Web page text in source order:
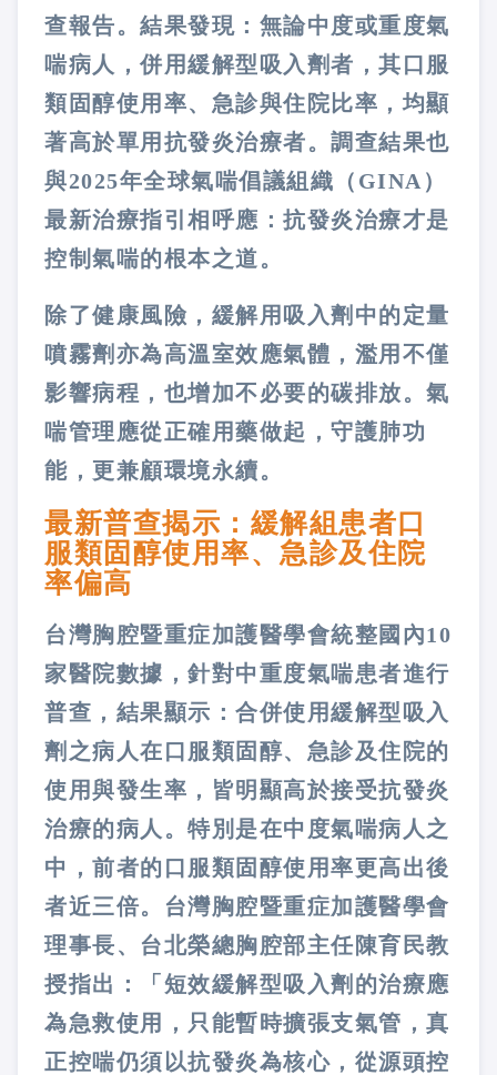
查報告。結果發現：無論中度或重度氣
喘病人，併用緩解型吸入劑者，其口服
類固醇使用率、急診與住院比率，均顯
著高於單用抗發炎治療者。調查結果也
與2025年全球氣喘倡議組織（GINA）
最新治療指引相呼應：抗發炎治療才是
控制氣喘的根本之道。
除了健康風險，緩解用吸入劑中的定量
噴霧劑亦為高溫室效應氣體，濫用不僅
影響病程，也增加不必要的碳排放。氣
喘管理應從正確用藥做起，守護肺功
能，更兼顧環境永續。
最新普查揭示：緩解組患者口
服類固醇使用率、急診及住院
率偏高
台灣胸腔暨重症加護醫學會統整國內10
家醫院數據，針對中重度氣喘患者進行
普查，結果顯示：合併使用緩解型吸入
劑之病人在口服類固醇、急診及住院的
使用與發生率，皆明顯高於接受抗發炎
治療的病人。特別是在中度氣喘病人之
中，前者的口服類固醇使用率更高出後
者近三倍。台灣胸腔暨重症加護醫學會
理事長、台北榮總胸腔部主任陳育民教
授指出：「短效緩解型吸入劑的治療應
為急救使用，只能暫時擴張支氣管，真
正控喘仍須以抗發炎為核心，從源頭控